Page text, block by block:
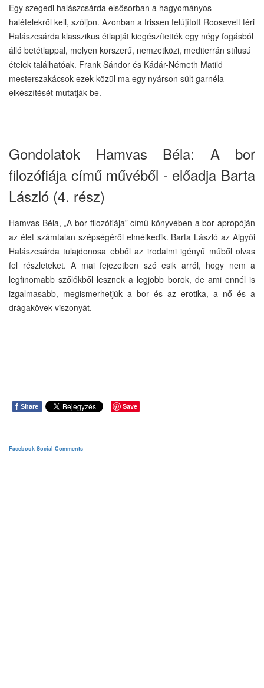
Egy szegedi halászcsárda elsősorban a hagyományos
halételekről kell, szóljon. Azonban a frissen felújított Roosevelt téri
Halászcsárda klasszikus étlapját kiegészítették egy négy fogásból
álló betétlappal, melyen korszerű, nemzetközi, mediterrán stílusú
ételek találhatóak. Frank Sándor és Kádár-Németh Matild
mesterszakácsok ezek közül ma egy nyárson sült garnéla
elkészítését mutatják be.
Gondolatok Hamvas Béla: A bor
filozófiája című művéből - előadja Barta
László (4. rész)
Hamvas Béla, „A bor filozófiája” című könyvében a bor apropóján
az élet számtalan szépségéről elmélkedik. Barta László az Algyői
Halászcsárda tulajdonosa ebből az irodalmi igényű műből olvas
fel részleteket. A mai fejezetben szó esik arról, hogy nem a
legfinomabb szőlőkből lesznek a legjobb borok, de ami ennél is
izgalmasabb, megismerhetjük a bor és az erotika, a nő és a
drágakövek viszonyát.
f Share Save
Facebook Social Comments